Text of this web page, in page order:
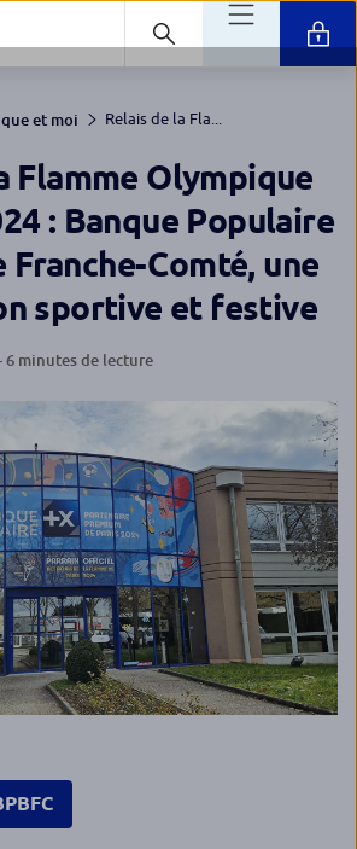
et moi Relais de la Fla...
Flamme Olympique
: Banque Populaire
Franche-Comté, une
sportive et festive
minutes de lecture